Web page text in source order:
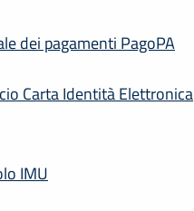
dei pagamenti PagoPA
Carta Identità Elettronica
IMU